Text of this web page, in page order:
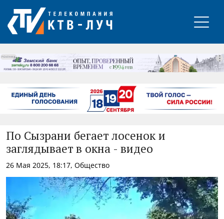
РЕКЛАМА
По Сызрани бегает лосенок и
заглядывает в окна - видео
26 Мая 2025, 18:17, Общество